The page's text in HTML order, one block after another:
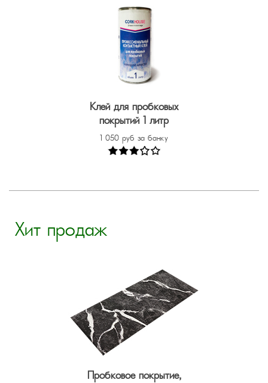
Клей для пробковых
покрытий 1 литр
1 050 руб за банку
Хит продаж
Пробковое покрытие,